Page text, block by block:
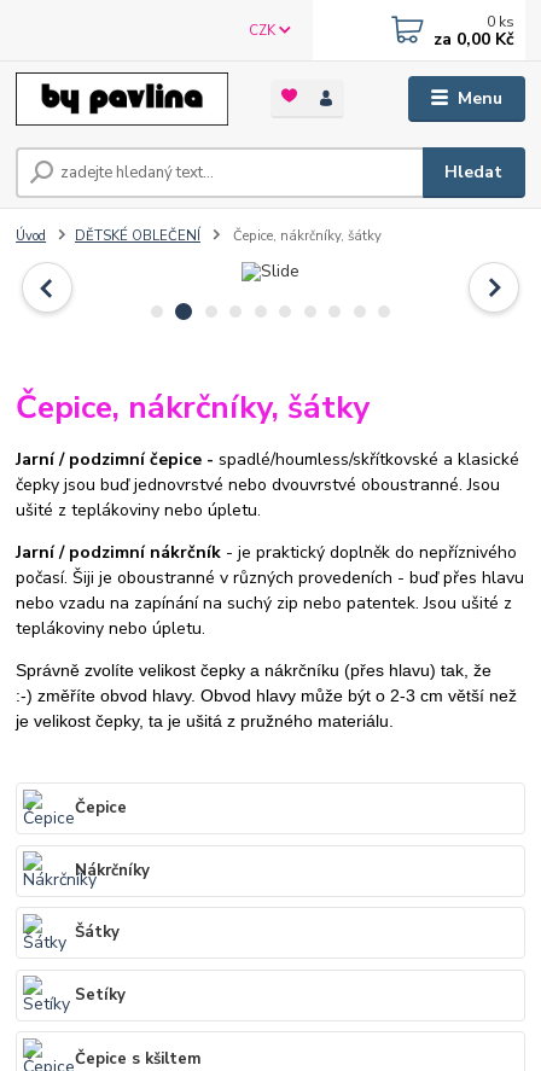
Menu
CZK
Hledat
0 ks
za 0,00 Kč
Úvod DĚTSKÉ OBLEČENÍ Čepice, nákrčníky, šátky
Čepice, nákrčníky, šátky
Jarní / podzimní čepice -spadlé/houmless/skřítkovské a klasické
čepky jsou buď jednovrstvé nebo dvouvrstvé oboustranné. Jsou
ušité z teplákoviny nebo úpletu.
Jarní / podzimní nákrčník - je praktický doplněk do nepříznivého
počasí. Šiji je oboustranné v různých provedeních - buď přes hlavu
nebo vzadu na zapínání na suchý zip nebo patentek. Jsou ušité z
teplákoviny nebo úpletu.
Správně zvolíte velikost čepky a nákrčníku (přes hlavu) tak, že
:-) změříte obvod hlavy. Obvod hlavy může být o 2-3 cm větší než
je velikost čepky, ta je ušitá z pružného materiálu.
Čepice
Nákrčníky
Šátky
Setíky
Čepice s kšiltem